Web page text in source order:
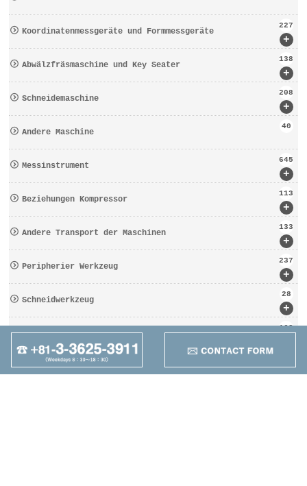
+
Koordinatenmessgeräte und Formmessgeräte
227
+
Abwälzfräsmaschine und Key Seater
138
+
Schneidemaschine
208
Andere Maschine
40
+
Messinstrument
645
+
Beziehungen Kompressor
113
+
Andere Transport der Maschinen
133
+
Peripherier Werkzeug
237
+
Schneidwerkzeug
28
Werkzeugbezogen
162
+
Anders